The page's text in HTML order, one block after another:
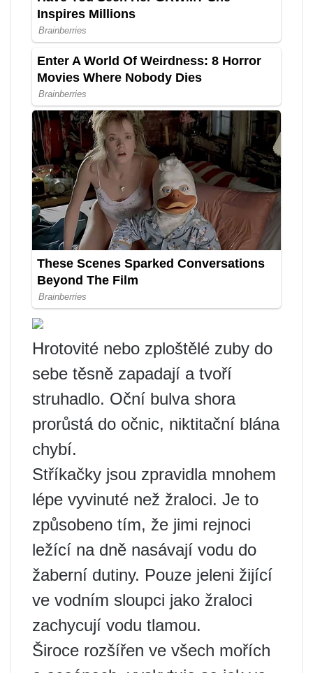
Hrotovité nebo zploštělé zuby do
sebe těsně zapadají a tvoří
struhadlo. Oční bulva shora
prorůstá do očnic, niktitační blána
chybí.
Stříkačky jsou zpravidla mnohem
lépe vyvinuté než žraloci. Je to
způsobeno tím, že jimi rejnoci
ležící na dně nasávají vodu do
žaberní dutiny. Pouze jeleni žijící
ve vodním sloupci jako žraloci
zachycují vodu tlamou.
Široce rozšířen ve všech mořích